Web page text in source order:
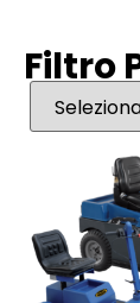
Filtro